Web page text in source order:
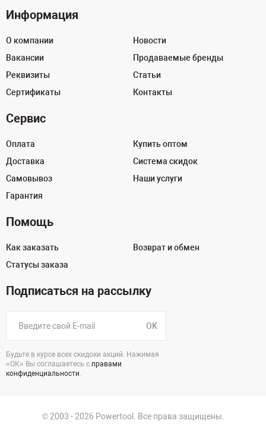
Информация
О компании
Вакансии
Реквизиты
Сертификаты
Новости
Продаваемые бренды
Статьи
Контакты
Сервис
Оплата
Доставка
Самовывоз
Гарантия
Купить оптом
Система скидок
Наши услуги
Помощь
Как заказать
Статусы заказа
Возврат и обмен
Подписаться на рассылку
OK
Будьте в курсе всех скидоки акций. Нажимая
«ОК» Вы соглашаетесь с правами
конфиденциальности.
© 2003 - 2026 Powertool. Все права защищены.